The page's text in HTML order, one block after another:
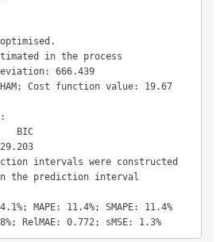
in the process
666.439
Cost function value: 19.67
BIC
intervals were constructed
the prediction interval
MAPE: 11.4%; SMAPE: 11.4%
RelMAE: 0.772; sMSE: 1.3%